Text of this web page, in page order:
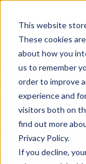
This website
These cookies
about how you
us to remember
order to improve
experience and
visitors both on
find out more
Privacy Policy.
If you decline,